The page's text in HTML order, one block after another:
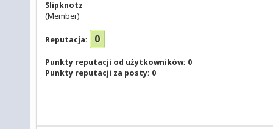
Slipknotz
(Member)
Reputacja: 0
Punkty reputacji od użytkowników: 0
Punkty reputacji za posty: 0